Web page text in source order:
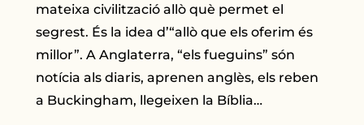
mateixa civilització allò què permet el
segrest. És la idea d’“allò que els oferim és
millor”. A Anglaterra, “els fueguins” són
notícia als diaris, aprenen anglès, els reben
a Buckingham, llegeixen la Bíblia…